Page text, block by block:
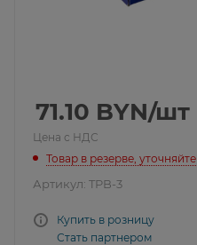
71.10 BYN/шт
Цена с НДС
Товар в резерве, уточняйте
Артикул: TPB-3
Купить в розницу
Стать партнером